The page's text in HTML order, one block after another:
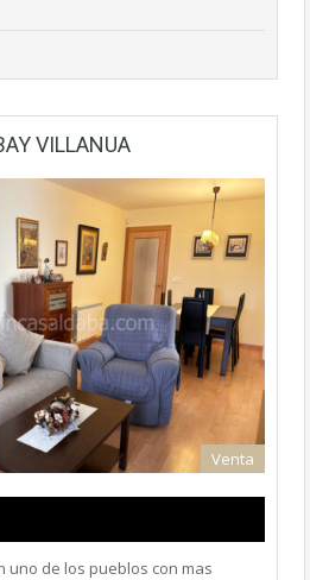
VILLANUA
Venta
uno de los pueblos con mas